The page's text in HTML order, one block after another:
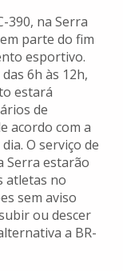
390, na Serra
parte do fim
esportivo.
6h às 12h,
estará
de
acordo com a
O serviço de
Serra estarão
atletas no
sem aviso
ou descer
a BR-